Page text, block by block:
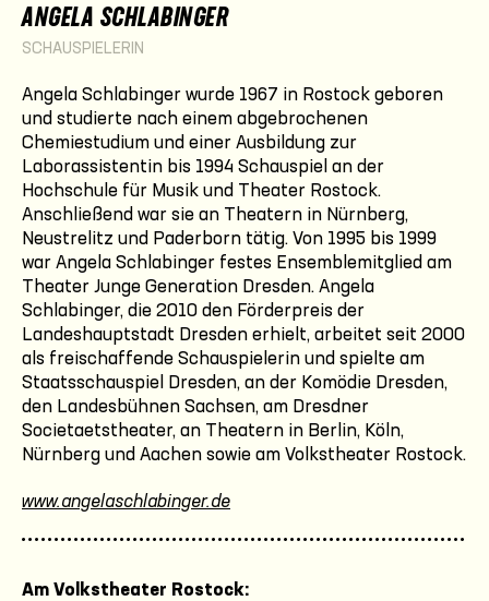
ANGELA SCHLABINGER
SCHAUSPIELERIN
Angela Schlabinger wurde 1967 in Rostock geboren
und studierte nach einem abgebrochenen
Chemiestudium und einer Ausbildung zur
Laborassistentin bis 1994 Schauspiel an der
Hochschule für Musik und Theater Rostock.
Anschließend war sie an Theatern in Nürnberg,
Neustrelitz und Paderborn tätig. Von 1995 bis 1999
war Angela Schlabinger festes Ensemblemitglied am
Theater Junge Generation Dresden. Angela
Schlabinger, die 2010 den Förderpreis der
Landeshauptstadt Dresden erhielt, arbeitet seit 2000
als freischaffende Schauspielerin und spielte am
Staatsschauspiel Dresden, an der Komödie Dresden,
den Landesbühnen Sachsen, am Dresdner
Societaetstheater, an Theatern in Berlin, Köln,
Nürnberg und Aachen sowie am Volkstheater Rostock.
www.angelaschlabinger.de
Am Volkstheater Rostock: